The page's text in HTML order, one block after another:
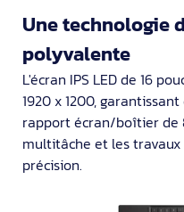
Une technologie
polyvalente
L'écran IPS LED de 16
1920 x 1200,
rapport écran/boîtier de
multitâche et les
précision.